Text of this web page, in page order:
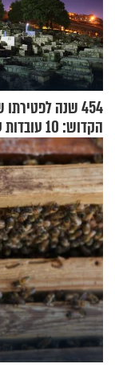
454 שנה
הקדוש: 10
מקובלי צפת